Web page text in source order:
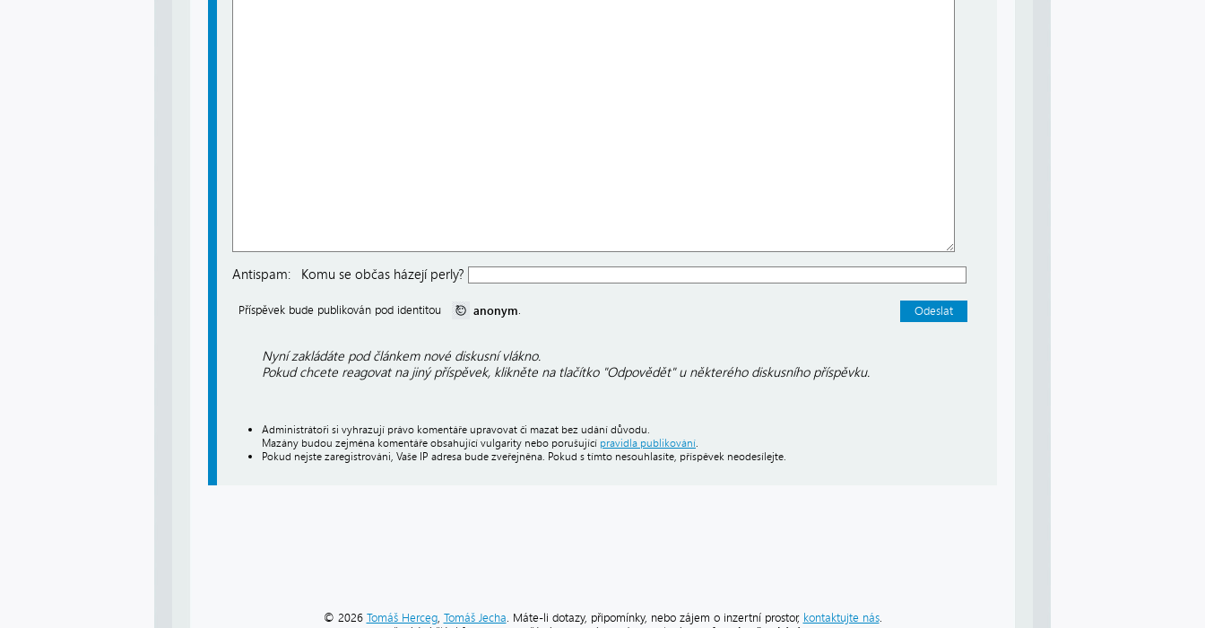
Antispam: Komu se občas házejí perly?
Příspěvek bude publikován pod identitou anonym.
Nyní zakládáte pod článkem nové diskusní vlákno.
Pokud chcete reagovat na jiný příspěvek, klikněte na tlačítko "Odpovědět" u některého diskusního příspěvku.
Administrátoři si vyhrazují právo komentáře upravovat či mazat bez udání důvodu.
Mazány budou zejména komentáře obsahující vulgarity nebo porušující pravidla publikování.
Pokud nejste zaregistrováni, Vaše IP adresa bude zveřejněna. Pokud s tímto nesouhlasíte, příspěvek neodesílejte.
© 2026 Tomáš Herceg, Tomáš Jecha . Máte-li dotazy, připomínky, nebo zájem o inzertní prostor, kontaktujte nás.